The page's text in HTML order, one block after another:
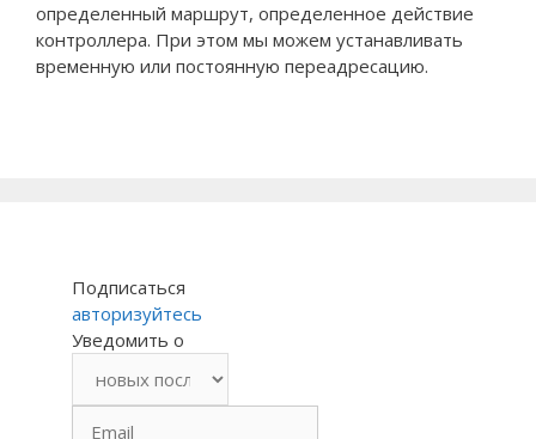
определенный маршрут, определенное действие
контроллера. При этом мы можем устанавливать
временную или постоянную переадресацию.
Подписаться
авторизуйтесь
Уведомить о